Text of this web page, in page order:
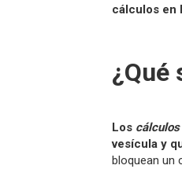
cálculos en
¿Qué
Los
vesícula y
bloquean un